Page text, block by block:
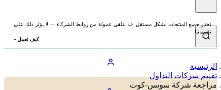
المنتجات بشكل مستقل. قد نتلقى عمولة من روابط الشركاء — لا يؤثر ذلك على
التداول
شركة سويس-كوت